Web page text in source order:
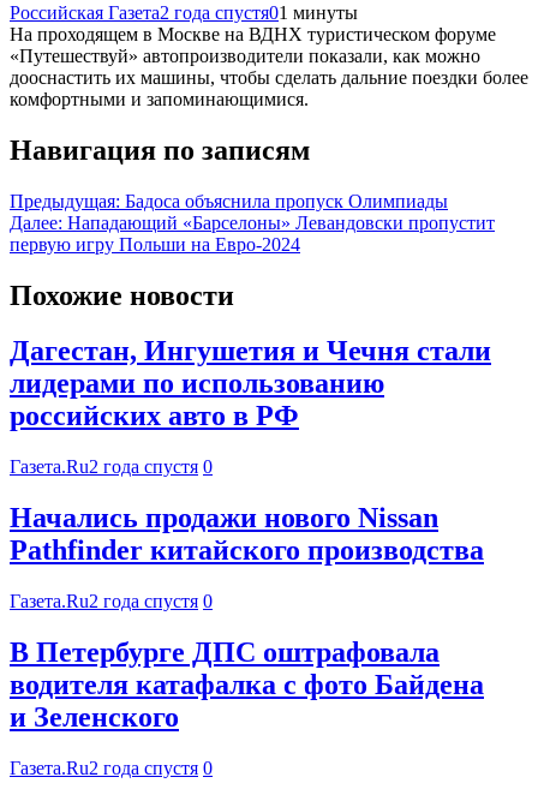
Российская Газета2 года спустя01 минуты
На проходящем в Москве на ВДНХ туристическом форуме
«Путешествуй» автопроизводители показали, как можно
дооснастить их машины, чтобы сделать дальние поездки более
комфортными и запоминающимися.
Навигация по записям
Предыдущая: Бадоса объяснила пропуск Олимпиады
Далее: Нападающий «Барселоны» Левандовски пропустит
первую игру Польши на Евро-2024
Похожие новости
Дагестан, Ингушетия и Чечня стали
лидерами по использованию
российских авто в РФ
Газета.Ru2 года спустя 0
Начались продажи нового Nissan
Pathfinder китайского производства
Газета.Ru2 года спустя 0
В Петербурге ДПС оштрафовала
водителя катафалка с фото Байдена
и Зеленского
Газета.Ru2 года спустя 0